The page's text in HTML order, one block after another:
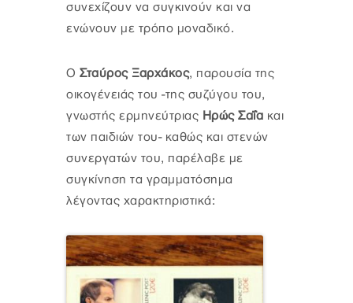
συνεχίζουν να συγκινούν και να
ενώνουν με τρόπο μοναδικό.
Ο Σταύρος Ξαρχάκος, παρουσία της
οικογένειάς του -της συζύγου του,
γνωστής ερμηνεύτριας Ηρώς Σαΐα και
των παιδιών του- καθώς και στενών
συνεργατών του, παρέλαβε με
συγκίνηση τα γραμματόσημα
λέγοντας χαρακτηριστικά: